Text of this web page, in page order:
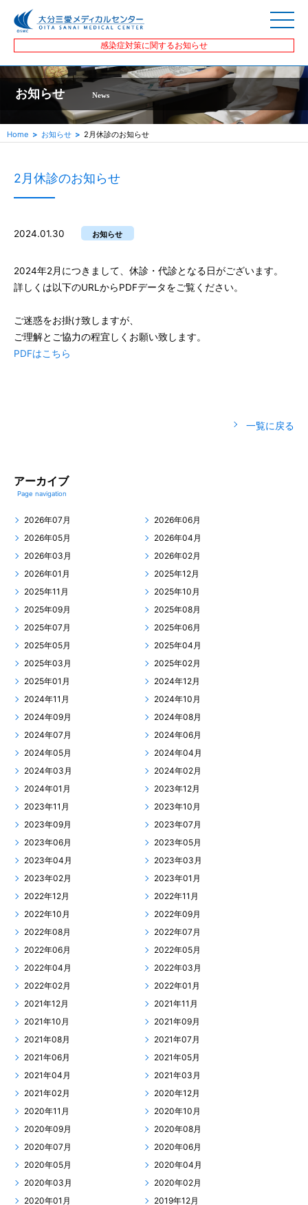
感染症対策に関するお知らせ
お知らせ News
Home お知らせ 2月休診のお知らせ
2月休診のお知らせ
2024.01.30 お知らせ
2024年2月につきまして、休診・代診となる日がございます。
詳しくは以下のURLからPDFデータをご覧ください。
ご迷惑をお掛け致しますが、
ご理解とご協力の程宜しくお願い致します。
PDFはこちら
一覧に戻る
アーカイブ
Page navigation
2026年07月
2026年06月
2026年05月
2026年04月
2026年03月
2026年02月
2026年01月
2025年12月
2025年11月
2025年10月
2025年09月
2025年08月
2025年07月
2025年06月
2025年05月
2025年04月
2025年03月
2025年02月
2025年01月
2024年12月
2024年11月
2024年10月
2024年09月
2024年08月
2024年07月
2024年06月
2024年05月
2024年04月
2024年03月
2024年02月
2024年01月
2023年12月
2023年11月
2023年10月
2023年09月
2023年07月
2023年06月
2023年05月
2023年04月
2023年03月
2023年02月
2023年01月
2022年12月
2022年11月
2022年10月
2022年09月
2022年08月
2022年07月
2022年06月
2022年05月
2022年04月
2022年03月
2022年02月
2022年01月
2021年12月
2021年11月
2021年10月
2021年09月
2021年08月
2021年07月
2021年06月
2021年05月
2021年04月
2021年03月
2021年02月
2020年12月
2020年11月
2020年10月
2020年09月
2020年08月
2020年07月
2020年06月
2020年05月
2020年04月
2020年03月
2020年02月
2020年01月
2019年12月